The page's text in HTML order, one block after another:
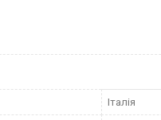
Італія